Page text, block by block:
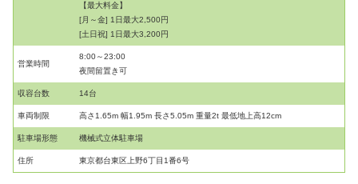
【最大料金】
[月～金] 1日最大2,500円
[土日祝] 1日最大3,200円
営業時間
8:00～23:00
夜間留置き可
収容台数 14台
車両制限 高さ1.65m 幅1.95m 長さ5.05m 重量2t 最低地上高12cm
駐車場形態 機械式立体駐車場
住所 東京都台東区上野6丁目1番6号